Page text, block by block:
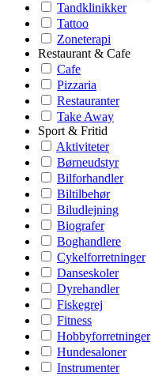
Tandklinikker
Tattoo
Zoneterapi
Restaurant & Cafe
Cafe
Pizzaria
Restauranter
Take Away
Sport & Fritid
Aktiviteter
Børneudstyr
Bilforhandler
Biltilbehør
Biludlejning
Biografer
Boghandlere
Cykelforretninger
Danseskoler
Dyrehandler
Fiskegrej
Fitness
Hobbyforretninger
Hundesaloner
Instrumenter